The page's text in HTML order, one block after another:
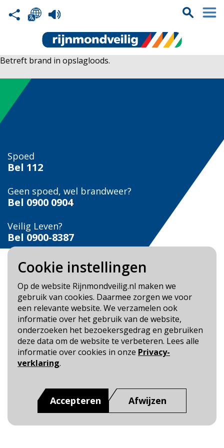
Cookie instellingen
Op de website Rijnmondveilig.nl maken we
gebruik van cookies. Daarmee zorgen we voor
een relevante website. We verzamelen ook
informatie over het gebruik van de website,
onderzoeken het bezoekersgedrag en gebruiken
deze data om de website te verbeteren. Lees alle
informatie over cookies in onze Privacy-
verklaring.
Accepteren Afwijzen
Betreft brand in opslagloods.
Spoed
Bel 112
Geen spoed, wel brandweer?
Bel 0900 0904
Veilig Leven?
Bel 0900-8387
Blijf op de hoogte
Cookie- en Privacybeleid
Toegankelijkheid
Dit is een website van